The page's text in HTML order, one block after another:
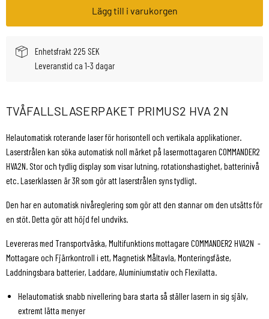
Lägg till i varukorgen
Enhetsfrakt 225 SEK
Leveranstid ca 1-3 dagar
TVÅFALLSLASERPAKET PRIMUS2 HVA 2N
Helautomatisk roterande laser för horisontell och vertikala applikationer.
Laserstrålen kan söka automatisk noll märket på lasermottagaren COMMANDER2
HVA2N. Stor och tydlig display som visar lutning, rotationshastighet, batterinivå
etc. Laserklassen är 3R som gör att laserstrålen syns tydligt.
Den har en automatisk nivåreglering som gör att den stannar om den utsätts för
en stöt. Detta gör att höjd fel undviks.
Levereras med Transportväska, Multifunktions mottagare COMMANDER2 HVA2N -
Mottagare och Fjärrkontroll i ett, Magnetisk Måltavla, Monteringsfäste,
Laddningsbara batterier, Laddare, Aluminiumstativ och Flexilatta.
Helautomatisk snabb nivellering bara starta så ställer lasern in sig själv,
extremt lätta menyer